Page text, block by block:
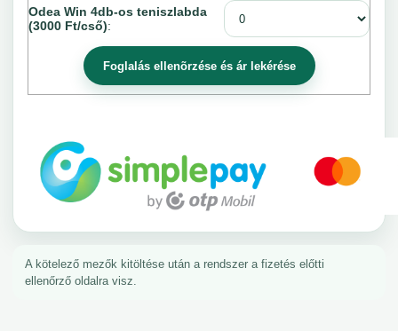
Odea Win 4db-os teniszlabda
(3000 Ft/cső):
A kötelező mezők kitöltése után a rendszer a fizetés előtti
ellenőrző oldalra visz.